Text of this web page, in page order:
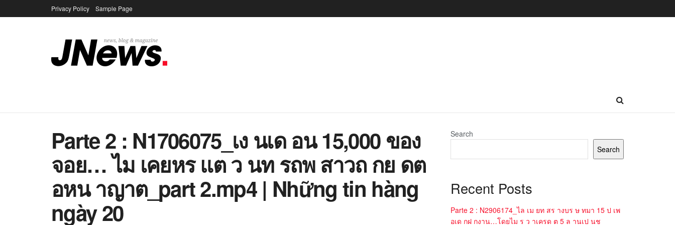
Privacy Policy Sample Page
Parte 2 : N1706075_เง นเด อน 15,000 ของ
จอย… ไม เคยหร แต ว นท รถพ สาวถ กย ดต
อหน าญาต_part 2.mp4 | Những tin hàng
ngày 20
Search
Search
Recent Posts
Parte 2 : N2906174_ไล เม ยท สร างบร ษ ทมา 15 ป เพ
อเด กฝ กงาน…โดยไม ร ว าเครด ต 5 ล านเป นช